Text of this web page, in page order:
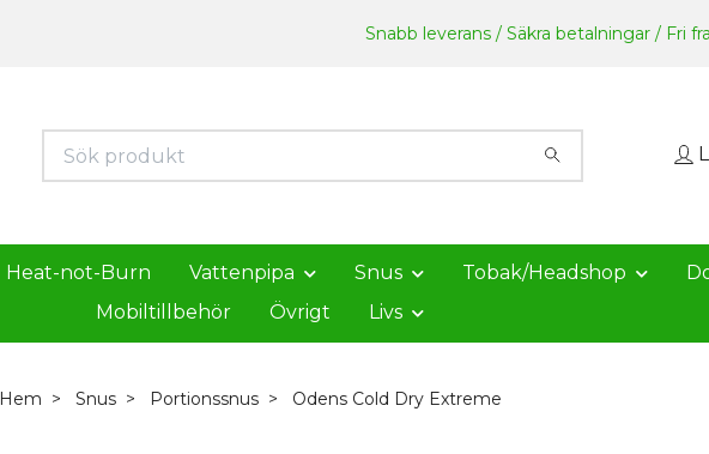
Snabb leverans / Säkra betalningar / Fri
Heat-not-Burn Vattenpipa Snus Tobak/Headshop
Mobiltillbehör
Övrigt Livs
Hem Snus Portionssnus Odens Cold Dry Extreme